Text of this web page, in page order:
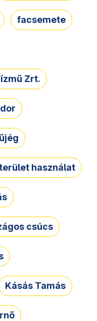
facsemete
Zrt.
használat
csúcs
Kásás Tamás